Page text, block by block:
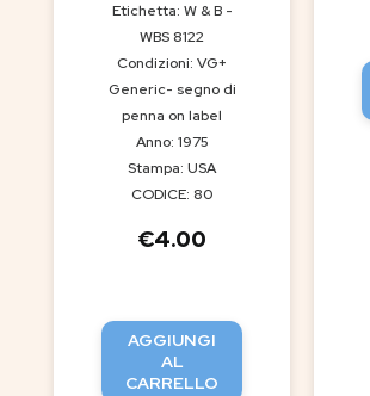
Etichetta: W & B -
WBS 8122
Condizioni: VG+
Generic- segno di
penna on label
Anno: 1975
Stampa: USA
CODICE: 80
€4.00
AGGIUNGI
AL
CARRELLO